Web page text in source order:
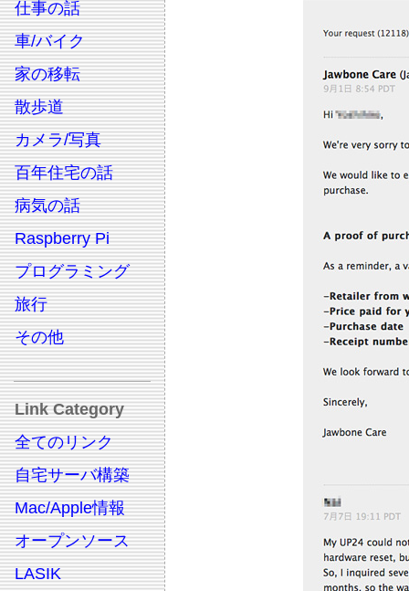
仕事の話
車/バイク
家の移転
散歩道
カメラ/写真
百年住宅の話
病気の話
Raspberry Pi
プログラミング
旅行
その他
Link Category
全てのリンク
自宅サーバ構築
Mac/Apple情報
オープンソース
LASIK